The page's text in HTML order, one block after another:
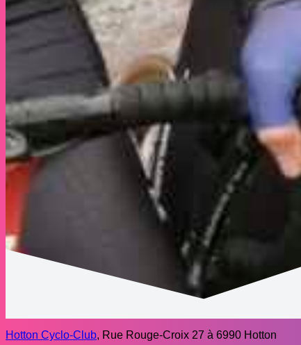
Hotton Cyclo-Club, Rue Rouge-Croix 27 à 6990 Hotton